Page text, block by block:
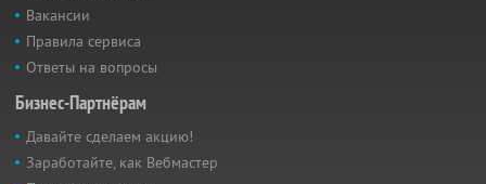
Вакансии
Правила сервиса
Ответы на вопросы
Бизнес-Партнёрам
Давайте сделаем акцию!
Заработайте, как Вебмастер